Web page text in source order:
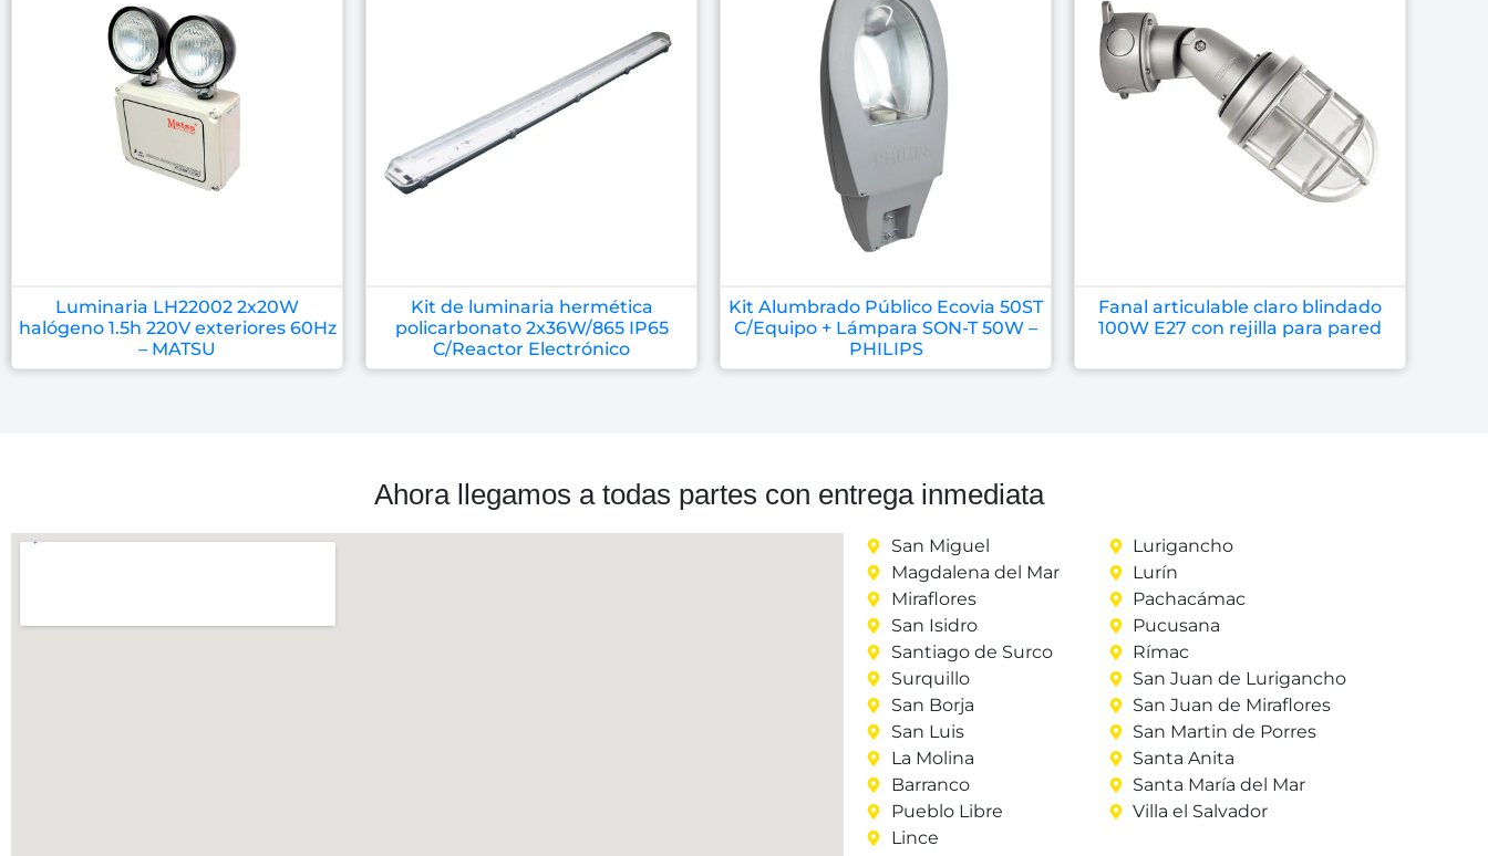
Luminaria LH22002 2x20W
halógeno 1.5h 220V exteriores 60Hz
– MATSU
Kit de luminaria hermética
policarbonato 2x36W/865 IP65
C/Reactor Electrónico
Kit Alumbrado Público Ecovia 50ST
C/Equipo + Lámpara SON-T 50W –
PHILIPS
Fanal articulable claro blindado
100W E27 con rejilla para pared
Ahora llegamos a todas partes con entrega inmediata
San Miguel
Magdalena del Mar
Miraflores
San Isidro
Santiago de Surco
Surquillo
San Borja
San Luis
La Molina
Barranco
Pueblo Libre
Lince
Lurigancho
Lurín
Pachacámac
Pucusana
Rímac
San Juan de Lurigancho
San Juan de Miraflores
San Martin de Porres
Santa Anita
Santa María del Mar
Villa el Salvador